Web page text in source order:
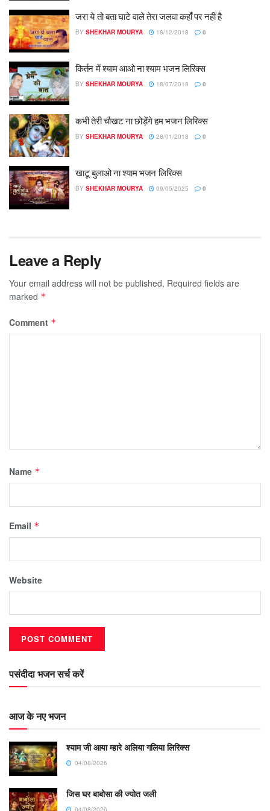
जरा ये तो बता घाटे वाले तेरा जलवा कहाँ पर नहीं है
BY SHEKHAR MOURYA 18/12/2018 0
किर्तन में श्याम आओ ना श्याम भजन लिरिक्स
BY SHEKHAR MOURYA 18/07/2018 0
कभी तेरी चौखट ना छोड़ेंगे हम भजन लिरिक्स
BY SHEKHAR MOURYA 28/01/2018 0
खाटू बुलाओ ना श्याम भजन लिरिक्स
BY SHEKHAR MOURYA 09/05/2025 0
Leave a Reply
Your email address will not be published. Required fields are
marked *
Comment *
Name *
Email *
Website
पसंदीदा भजन सर्च करें
आज के नए भजन
श्याम जी आया म्हारे अलिया गलिया लिरिक्स
04/08/2026
जिस घर बाबोसा की ज्योत जली
04/08/2026